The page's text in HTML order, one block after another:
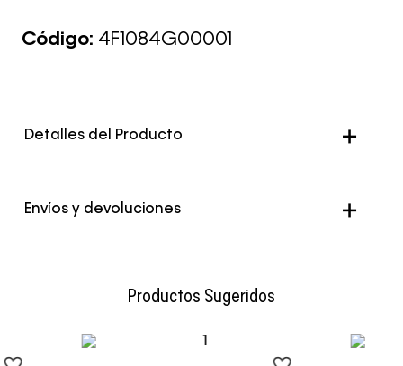
Código: 4F1084G00001
Detalles del Producto
Color Negro
Envíos y devoluciones
Productos Sugeridos